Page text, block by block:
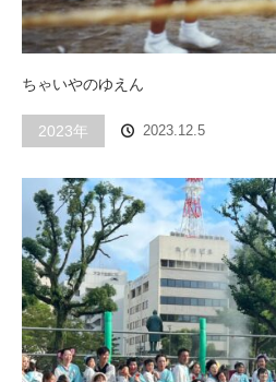
ちゃいやのゆえん
2023年 2023.12.5